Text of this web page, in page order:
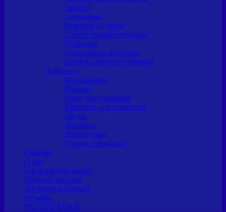
Защита
Спиннеры
Рюкзаки и сумки
Сопутствующие товары
Сушилки
Сувениры и игрушки
Одежда для выступлений
Плавание
Купальники
Плавки
Очки для плавания
Шапочки для плавания
Ласты
Лопатки
Аксессуары
Сумки и рюкзаки
Главная
О нас
Оформление заказа
Личный кабинет
Доставка и Оплата
Отзывы
РАСПРОДАЖА